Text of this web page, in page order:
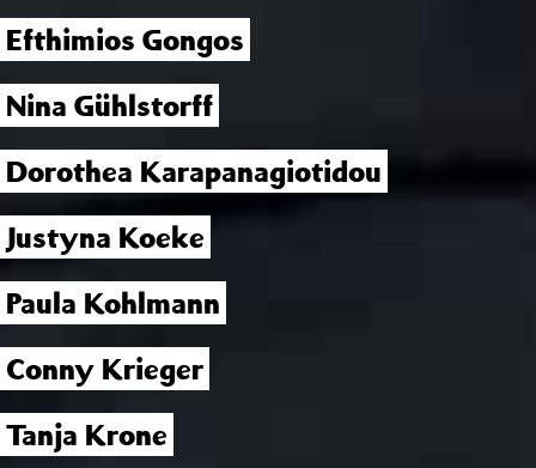
Efthimios Gongos
Nina Gühlstorff
Dorothea Karapanagiotidou
Justyna Koeke
Paula Kohlmann
Conny Krieger
Tanja Krone